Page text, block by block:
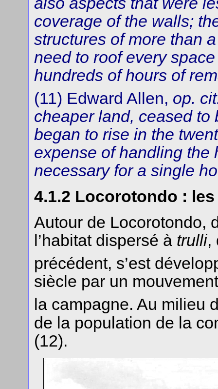
coverage of the walls;
structures of more than
need to roof every
hundreds of hours of
(11) Edward Allen, op.
cheaper land, ceased to
began to rise in the
expense of handling the
necessary for a single
4.1.2 Locorotondo :
Autour de Locorotondo,
l’habitat dispersé à trulli,
précédent, s’est
siècle par un
la campagne. Au milieu
de la population de la
(12).